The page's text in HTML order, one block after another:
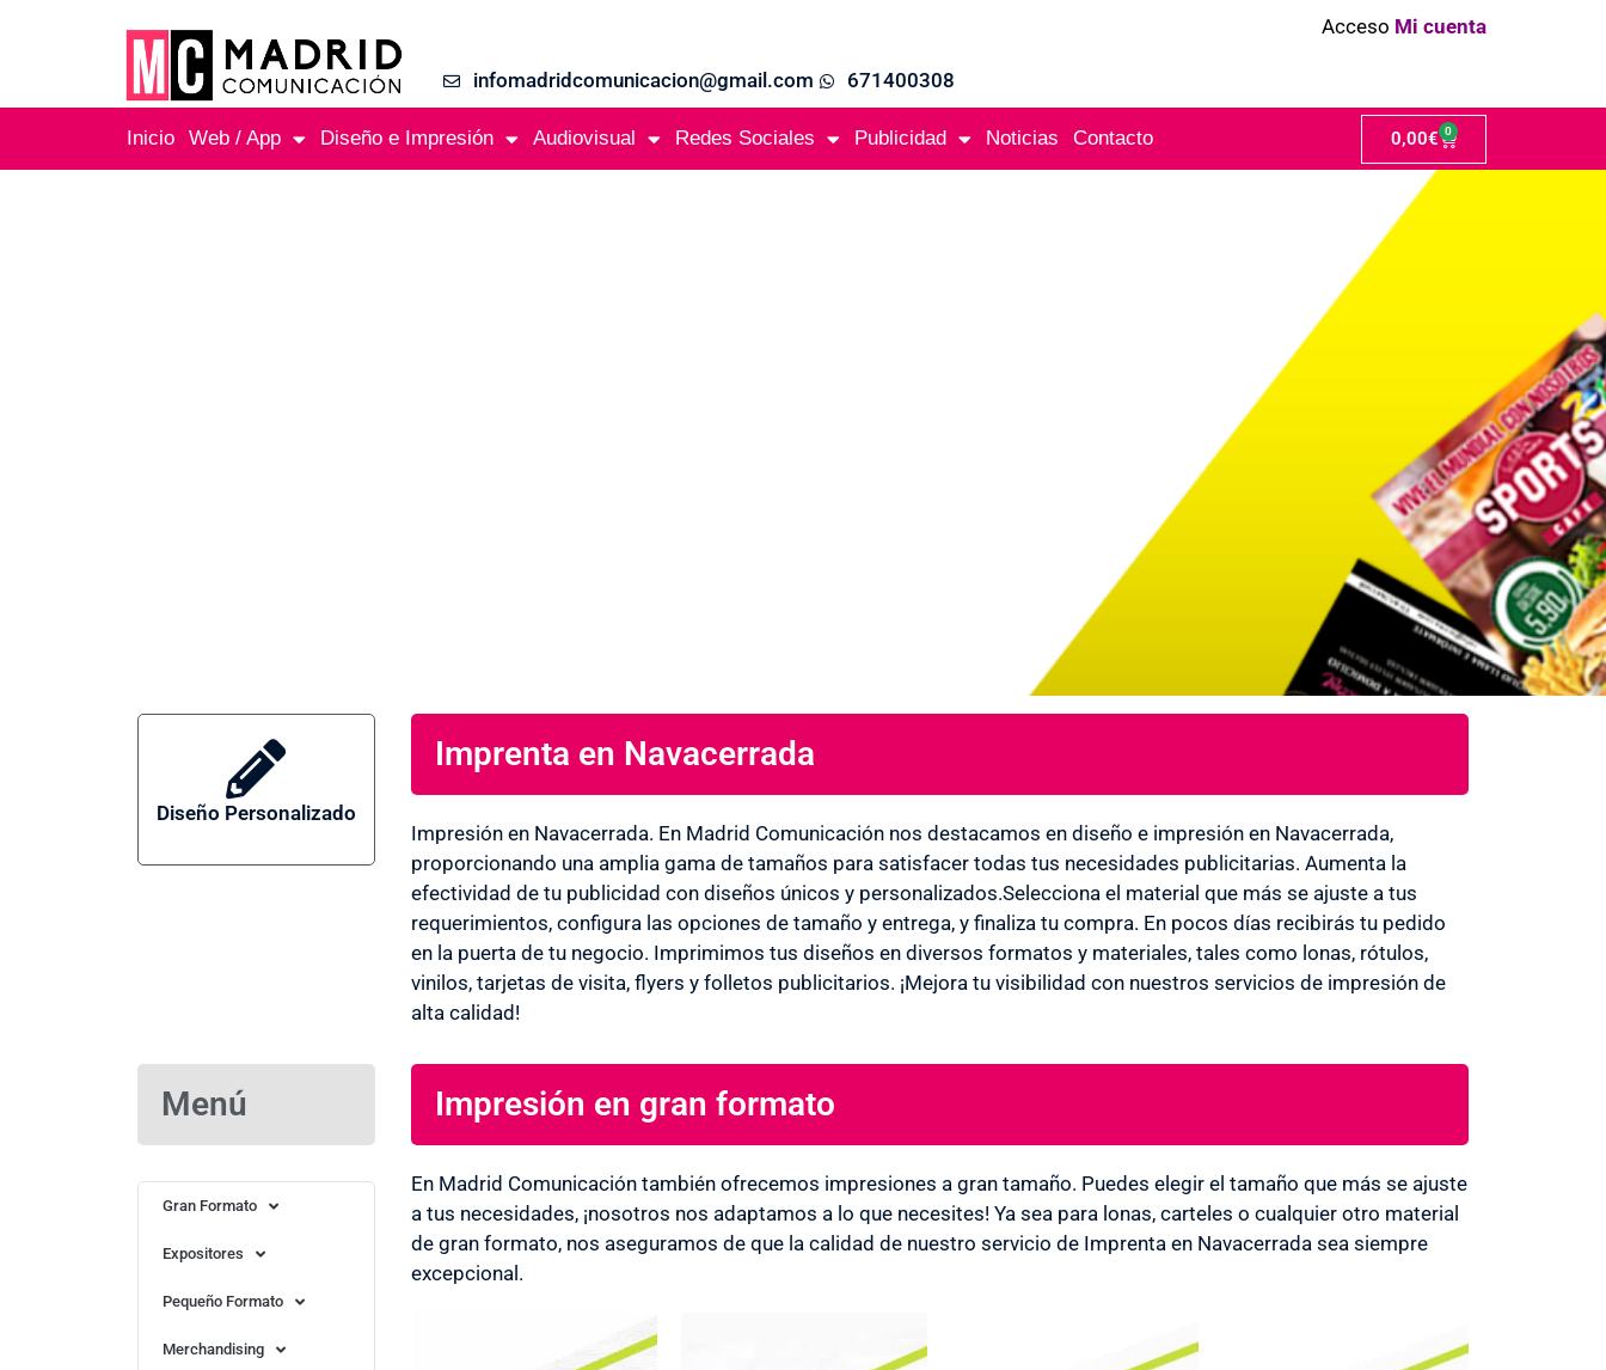
Acceso Mi cuenta
infomadridcomunicacion@gmail.com 671400308
Inicio Web / App Diseño e Impresión Audiovisual Redes Sociales Publicidad Noticias Contacto 0,00€ 0
Imprenta en
Navacerrad
a
Imprenta en Navacerrada ¡OFERTONES EN
Más Información
Diseño Personalizado
Imprenta en Navacerrada
Impresión en Navacerrada. En Madrid Comunicación nos destacamos en diseño e impresión en Navacerrada,
proporcionando una amplia gama de tamaños para satisfacer todas tus necesidades publicitarias. Aumenta la
efectividad de tu publicidad con diseños únicos y personalizados.Selecciona el material que más se ajuste a tus
requerimientos, configura las opciones de tamaño y entrega, y finaliza tu compra. En pocos días recibirás tu pedido
en la puerta de tu negocio. Imprimimos tus diseños en diversos formatos y materiales, tales como lonas, rótulos,
vinilos, tarjetas de visita, flyers y folletos publicitarios. ¡Mejora tu visibilidad con nuestros servicios de impresión de
alta calidad!
Menú
Gran Formato
Expositores
Pequeño Formato
Merchandising
Impresión en gran formato
En Madrid Comunicación también ofrecemos impresiones a gran tamaño. Puedes elegir el tamaño que más se ajuste
a tus necesidades, ¡nosotros nos adaptamos a lo que necesites! Ya sea para lonas, carteles o cualquier otro material
de gran formato, nos aseguramos de que la calidad de nuestro servicio de Imprenta en Navacerrada sea siempre
excepcional.